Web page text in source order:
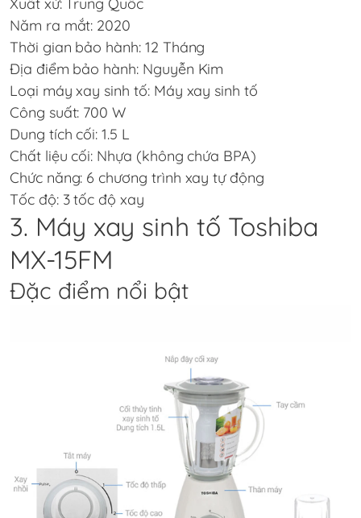
Năm ra mắt: 2020
Thời gian bảo hành: 12 Tháng
Địa điểm bảo hành: Nguyễn Kim
Loại máy xay sinh tố: Máy xay sinh tố
Công suất: 700 W
Dung tích cối: 1.5 L
Chất liệu cối: Nhựa (không chứa BPA)
Chức năng: 6 chương trình xay tự động
Tốc độ: 3 tốc độ xay
3. Máy xay sinh tố Toshiba
MX-15FM
Đặc điểm nổi bật